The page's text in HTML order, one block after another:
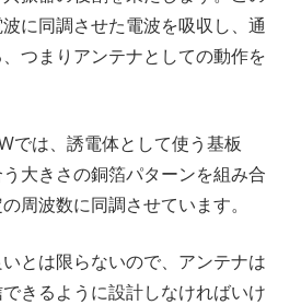
に同調させた電波を吸収し、通
つまりアンテナとしての動作を
では、誘電体として使う基板
大きさの銅箔パターンを組み合
周波数に同調させています。
とは限らないので、アンテナは
きるように設計しなければいけ